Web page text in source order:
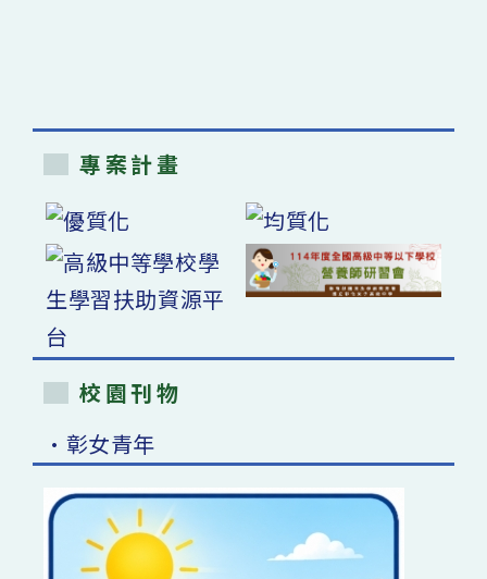
專案計畫
校園刊物
•彰女青年